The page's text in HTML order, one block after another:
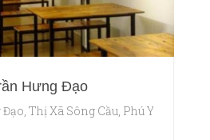
Hưng Đạo
Thị Xã Sông Cầu, Phú Yên